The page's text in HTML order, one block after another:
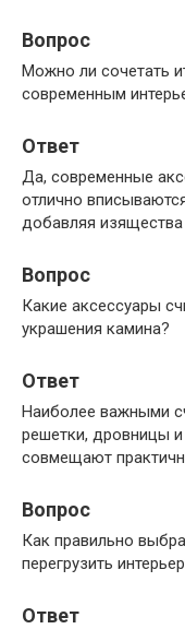
Вопрос
Можно ли сочетать
современным
Ответ
Да, современные
отлично
добавляя
Вопрос
Какие аксессуары
украшения камина?
Ответ
Наиболее важными
решетки, дровницы
совмещают
Вопрос
Как правильно
перегрузить
Ответ